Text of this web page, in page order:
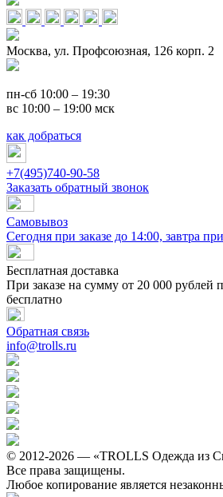
Москва, ул. Профсоюзная, 126 корп. 2
пн-сб 10:00 – 19:30
вс 10:00 – 19:00 мск
как добраться
+7(495)740-90-58
Заказать обратный звонок
Самовывоз
Сегодня при заказе до 14:00, завтра
Бесплатная доставка
При заказе на сумму от 20 000 рублей
бесплатно
Обратная связь
info@trolls.ru
© 2012-2026 — «TROLLS Одежда из
Все права защищены.
Любое копирование является